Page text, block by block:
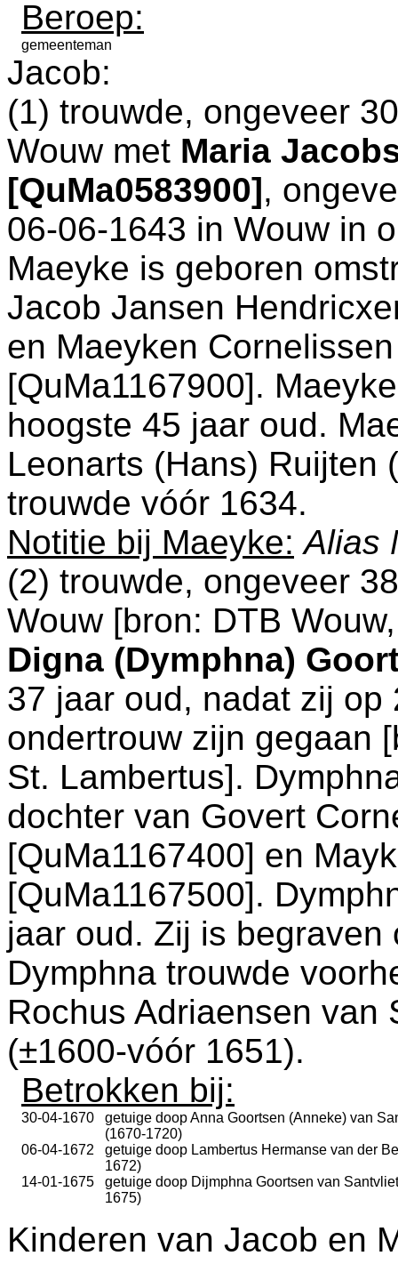
Beroep:
gemeenteman
Jacob:
(1) trouwde, ongeveer
Wouwmet Maria
[QuMa0583900],
06-06-1643 in Wouwin
Maeyke is geboren
Jacob Jansen
en Maeyken
[QuMa1167900].
hoogste 45 jaar oud.
Leonarts (Hans) Ruijten
trouwde vóór 1634.
Notitie bij Maeyke: Alias
(2) trouwde, ongeveer
Wouw[bron: DTB
Digna (Dymphna)
37 jaar oud, nadat zij
ondertrouw zijn gegaan [
St. Lambertus].
dochter van Govert
[QuMa1167400] en
[QuMa1167500].
jaar oud. Zij is
Dymphna trouwde
Rochus Adriaensen van
(±1600-vóór 1651).
Betrokken bij:
30-04-1670 getuige doopAnna Goortsen (Anneke) van
(1670-1720)
06-04-1672
getuige doop Lambertus Hermanse van der
1672)
14-01-1675
getuige doop Dijmphna Goortsen van
1675)
Kinderen van Jacob en